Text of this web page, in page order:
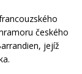
českého
jejíž